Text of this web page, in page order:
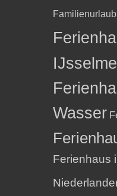
Familienurlaub
Wasser
Ferienhaus